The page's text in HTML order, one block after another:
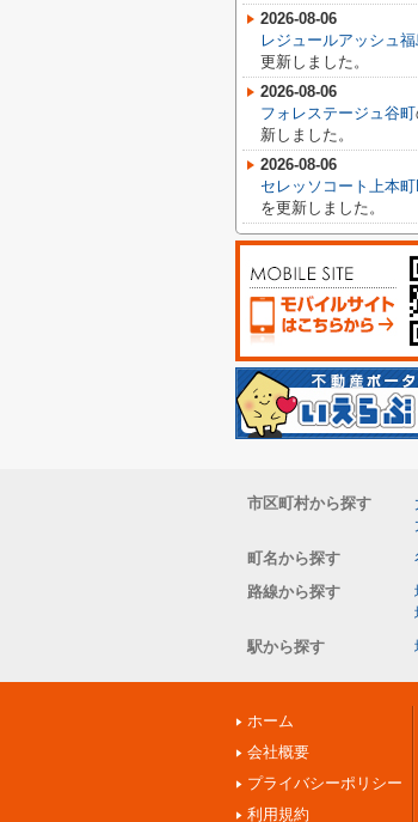
2026-08-06
レジュールアッシュ福
更新しました。
2026-08-06
フォレステージュ谷町
新しました。
2026-08-06
セレッソコート上本
を更新しました。
市区町村から探す
町名から探す
路線から探す
駅から探す
ホーム
会社概要
プライバシーポリシー
利用規約